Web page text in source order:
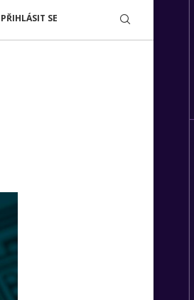
PŘIHLÁSIT SE